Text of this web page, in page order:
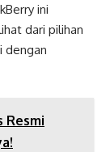
ini
dari pilihan
dengan
Resmi